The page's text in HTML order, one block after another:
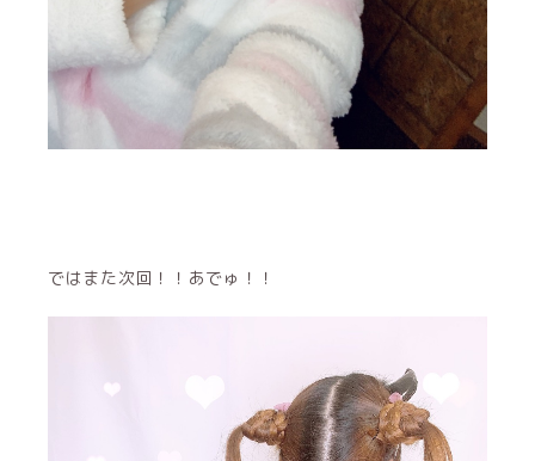
ではまた次回！！あでゅ！！